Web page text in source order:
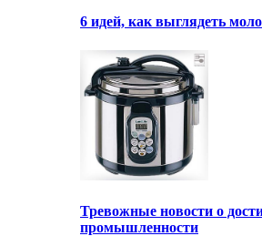
6 идей, как выглядеть
Тревожные новости о
промышленности